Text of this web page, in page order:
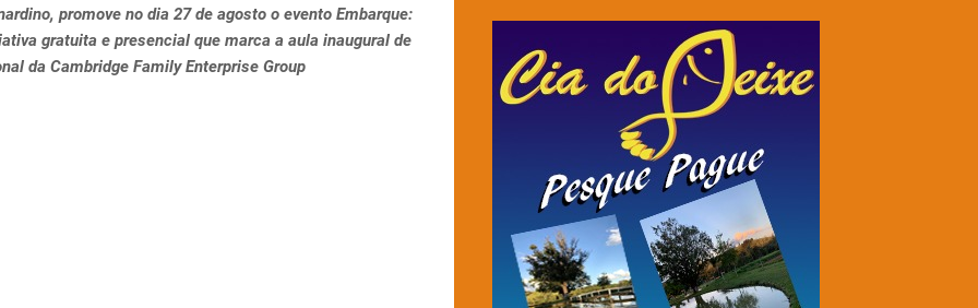
promove no dia 27 de agosto o evento Embarque:
gratuita e presencial que marca a aula inaugural de
da Cambridge Family Enterprise Group